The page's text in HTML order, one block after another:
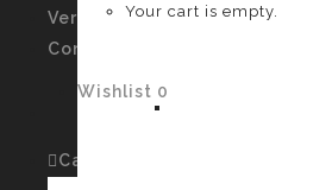
Your cart is empty.
Wishlist 0
Verssiones
Contacto
Cart